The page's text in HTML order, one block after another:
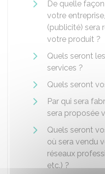
De quelle
votre
(publicité) sera
votre produit ?
Quels seront
services ?
Quels seront
Par qui sera
sera proposée
Quels seront
où sera vendu
réseaux
etc.) ?